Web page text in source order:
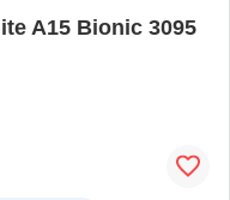
A15 Bionic 3095